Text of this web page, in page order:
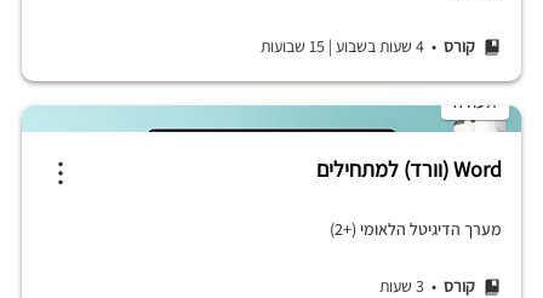
קורס • 4 שעות בשבוע |
תעודה
Word (וורד) למתחילים
מערך הדיגיטל הלאומי (+2)
קורס • 3 שעות